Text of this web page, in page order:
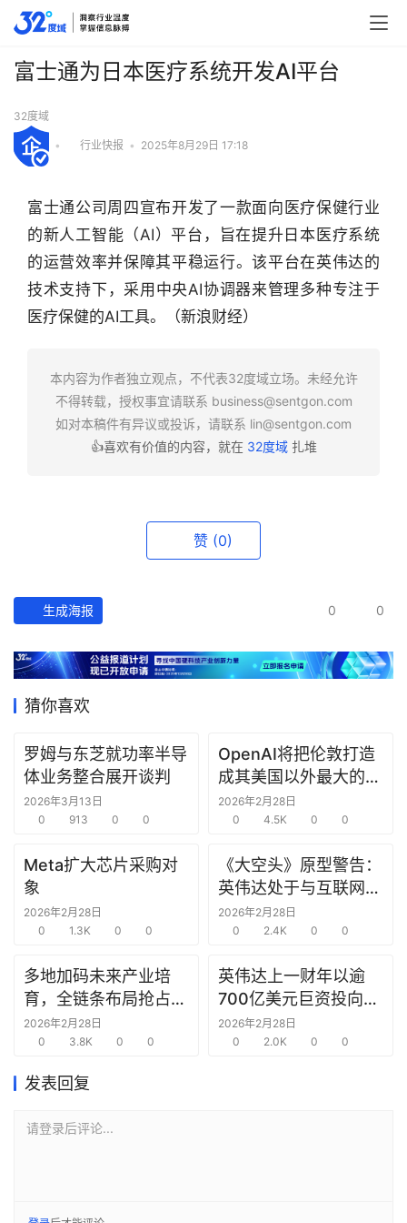
产
经
据
研
告
创
窗
商
链
合
圈
富士通为日本医疗系统开发AI平台
32度域
• 行业快报 • 2025年8月29日 17:18
富士通公司周四宣布开发了一款面向医疗保健行业
的新人工智能（AI）平台，旨在提升日本医疗系统
的运营效率并保障其平稳运行。该平台在英伟达的
技术支持下，采用中央AI协调器来管理多种专注于
医疗保健的AI工具。（新浪财经）
本内容为作者独立观点，不代表32度域立场。未经允许
不得转载，授权事宜请联系 business@sentgon.com
如对本稿件有异议或投诉，请联系 lin@sentgon.com
👍喜欢有价值的内容，就在 32度域扎堆
赞 (0)
生成海报 0 0
猜你喜欢
罗姆与东芝就功率半导
体业务整合展开谈判
2026年3月13日
0
913 0 0
OpenAI将把伦敦打造
成其美国以外最大的研
究中心
2026年2月28日
0
4.5K 0 0
Meta扩大芯片采购对
象
2026年2月28日
0
1.3K 0 0
《大空头》原型警告：
英伟达处于与互联网泡
沫时期思科同样的“危
险境地”
2026年2月28日
0
2.4K 0 0
多地加码未来产业培
育，全链条布局抢占新
赛道先机
2026年2月28日
0
3.8K 0 0
英伟达上一财年以逾
700亿美元巨资投向合
作方，竭力巩固AI芯片
需求
2026年2月28日
0
2.0K 0 0
发表回复
请登录后评论...